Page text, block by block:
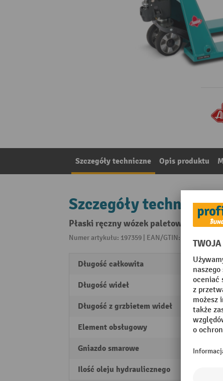
Szczegóły techniczne Opis produktu
Szczegóły techniczne
Płaski ręczny wózek paletowy
Numer artykułu: 197359 | EAN/GTIN: 4055091194752
Długość całkowita 1565
Długość wideł 1150
Długość z grzbietem wideł 415
Element obsługowy
Gniazdo smarowe tak
Ilość oleju hydraulicznego